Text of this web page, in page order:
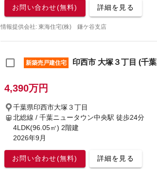
お問い合わせ(無料) 詳細を見る
情報提供会社: 東海住宅(株) 鎌ケ谷支店
新築売戸建住宅 印西市 大塚３丁目 (千
4,390万円
千葉県印西市大塚３丁目
北総線 / 千葉ニュータウン中央駅 徒歩24分
4LDK(96.05㎡) 2階建
2026年9月
お問い合わせ(無料) 詳細を見る